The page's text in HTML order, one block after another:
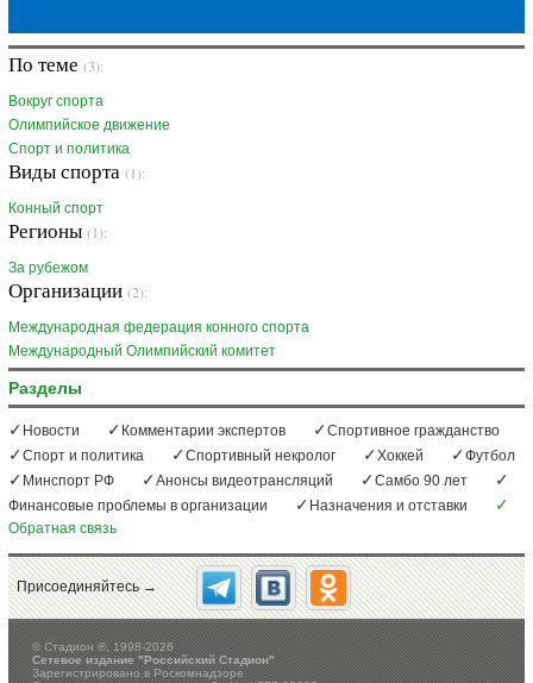
По теме (3):
Вокруг спорта
Олимпийское движение
Спорт и политика
Виды спорта (1):
Конный спорт
Регионы (1):
За рубежом
Организации (2):
Международная федерация конного спорта
Международный Олимпийский комитет
Разделы
Новости Комментарии экспертов
Спортивное гражданство
Спорт и политика
Спортивный некролог Хоккей
Футбол
Минспорт РФ
Анонсы видеотрансляций
Самбо 90 лет
Финансовые проблемы в организации
Назначения и отставки
Обратная связь
Присоединяйтесь →
©Стадион ®, 1998-2026
Сетевое издание "Российский Стадион"
Зарегистрировано в Роскомнадзоре